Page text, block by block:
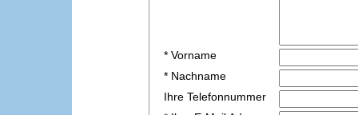
* Vorname
* Nachname
Ihre Telefonnummer